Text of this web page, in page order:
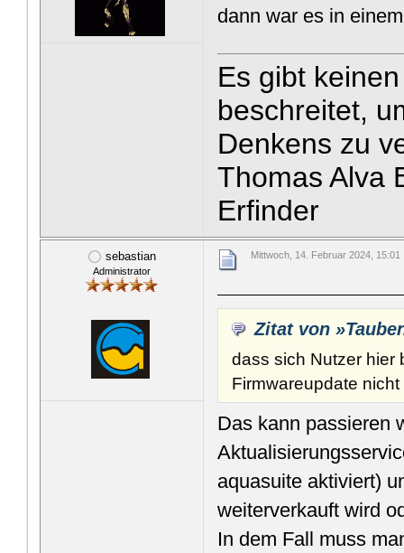
dann war es in
Es gibt
beschreitet,
Denkens zu
Thomas Alva
Erfinder
sebastian
Administrator
Mittwoch, 14. Februar 2024, 15:01
Zitat von
dass sich Nutzer hier
Firmwareupdate
Das kann passieren
aquasuite aktiviert)
weiterverkauft wird
In dem Fall muss